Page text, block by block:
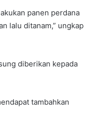
panen perdana
lalu ditanam,” ungkap
diberikan kepada
tambahkan